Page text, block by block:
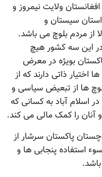
ولایت نیمروز و
سیستان و
از مردم بلوچ می باشد.
در این سه کشور هیچ
بويژه در معرض
اختیار ذاتی دارند که از
ها از تبعیض سیاسی و
اسلام آباد به کسانی که
آنان را کمک مالی می کند.
پاکستان سرشار از
استفاده پنجابی ها و